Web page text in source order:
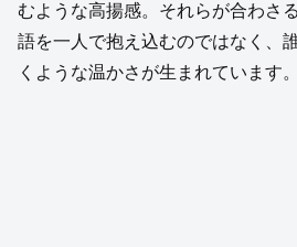
むような高揚感。それらが合わさ
語を一人で抱え込むのではなく、
くような温かさが生まれています。